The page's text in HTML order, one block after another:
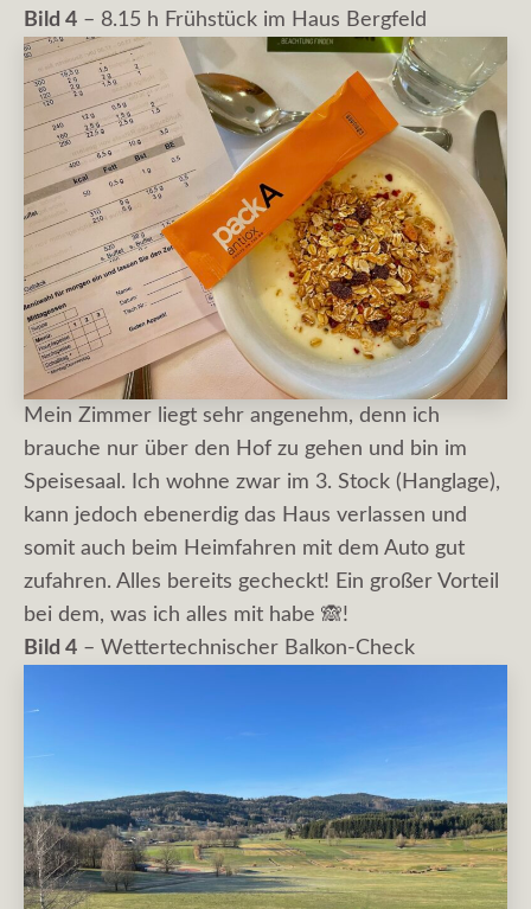
Bild 4 – 8.15 h Frühstück im Haus Bergfeld
Mein Zimmer liegt sehr angenehm, denn ich
brauche nur über den Hof zu gehen und bin im
Speisesaal. Ich wohne zwar im 3. Stock (Hanglage),
kann jedoch ebenerdig das Haus verlassen und
somit auch beim Heimfahren mit dem Auto gut
zufahren. Alles bereits gecheckt! Ein großer Vorteil
bei dem, was ich alles mit habe 🙈!
Bild 4 – Wettertechnischer Balkon-Check